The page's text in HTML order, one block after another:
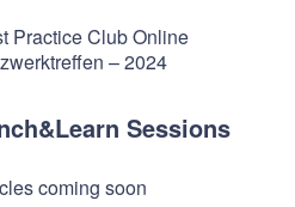
Practice Club Online
– 2024
Sessions
coming soon